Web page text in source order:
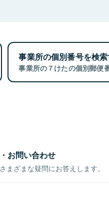
事業所の個別番号を検
事業所の７けたの個別郵便
お問い合わせ
まざまな疑問にお答えします。